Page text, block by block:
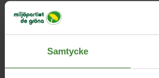
Samtycke